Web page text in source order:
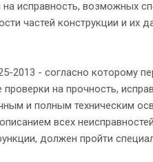
исправность, возможных
частей конструкции и их
2013 - согласно которому
на прочность,
и полным техническим
всех
должен пройти